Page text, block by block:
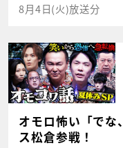
8月4日(火)放送分
オモロ怖い「でな
ス松倉参戦！